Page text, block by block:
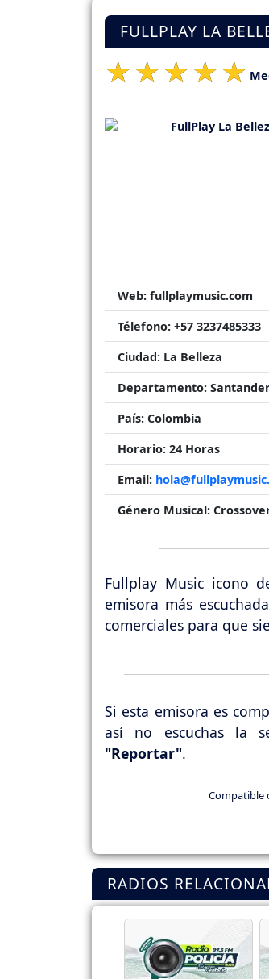
FULLPLAY LA
Web: fullplaymusic.com
Télefono: +57 3237485333
Ciudad: La Belleza
Departamento:
País: Colombia
Horario: 24 Horas
Email:
Género Musical:
Fullplay Music icono
emisora más
comerciales para que
Si esta emisora es
así no escuchas la
"Reportar".
Compatible
RADIOS